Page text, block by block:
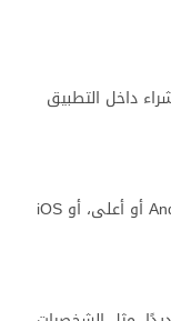
داخل التطبيق
تدعم اللعبة الأجهزة التي تعمل بنظام Android 5.0 أو أعلى، أو iOS